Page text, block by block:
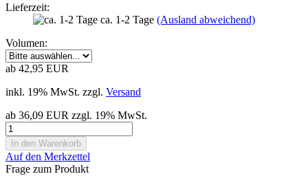
Lieferzeit:
ca. 1-2 Tage (Ausland abweichend)
Volumen:
ab 42,95 EUR
inkl. 19% MwSt. zzgl. Versand
ab 36,09 EUR zzgl. 19% MwSt.
Auf den Merkzettel
Frage zum Produkt